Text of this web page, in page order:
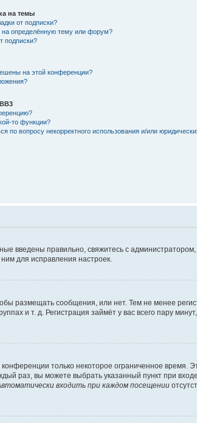
на темы
от подписки?
на определённую тему или форум?
подписки?
на этой конференции?
то функции?
по вопросу некорректного использования и/или
введены правильно, свяжитесь с
для исправления настроек.
размещать сообщения, или нет. Тем не менее
и т. д. Регистрация займёт у вас всего пару
только некоторое ограниченное время.
раз, вы можете выбрать указанный пункт при
входить при каждом посещении